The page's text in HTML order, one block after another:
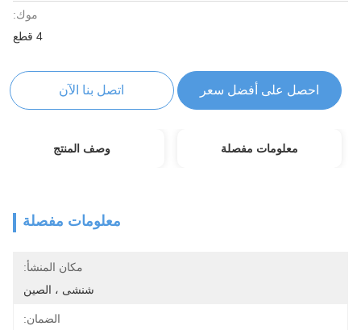
موك:
4 قطع
احصل على أفضل سعر اتصل بنا الآن
معلومات مفصلة وصف المنتج
معلومات مفصلة
مكان المنشأ:
شنشى ، الصين
الضمان: